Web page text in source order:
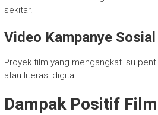
sekitar.
Video Kampanye Sosial
Proyek film yang mengangkat isu
atau literasi digital.
Dampak Positif